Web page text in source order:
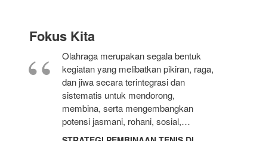
Fokus Kita
Olahraga merupakan segala bentuk
kegiatan yang melibatkan pikiran, raga,
dan jiwa secara terintegrasi dan
sistematis untuk mendorong,
membina, serta mengembangkan
potensi jasmani, rohani, sosial,…